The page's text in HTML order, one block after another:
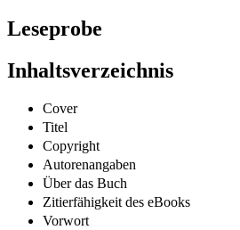
Leseprobe
Inhaltsverzeichnis
Cover
Titel
Copyright
Autorenangaben
Über das Buch
Zitierfähigkeit des eBooks
Vorwort